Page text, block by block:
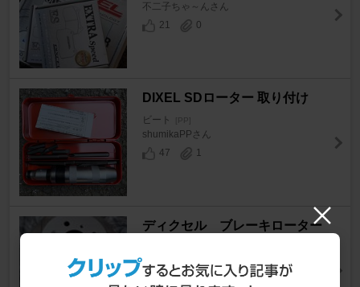
不二子ちゃ～んさん
21
0
DIXEL SDローター 取り付け
ビート [PP]
shumikaPPさん
47
1
ディクセル ブレーキローター
ビート [PP]